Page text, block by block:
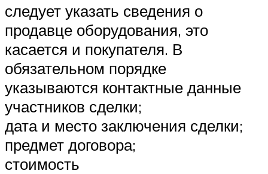
следует указать сведения о
продавце оборудования, это
касается и покупателя. В
обязательном порядке
указываются контактные данные
участников сделки;
дата и место заключения сделки;
предмет договора;
стоимость